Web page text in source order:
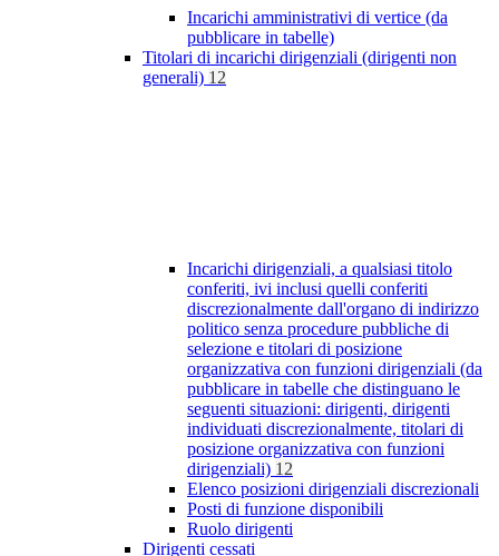
Incarichi amministrativi di vertice (da
pubblicare in tabelle)
Titolari di incarichi dirigenziali (dirigenti non
generali) 12
Incarichi dirigenziali, a qualsiasi titolo
conferiti, ivi inclusi quelli conferiti
discrezionalmente dall'organo di indirizzo
politico senza procedure pubbliche di
selezione e titolari di posizione
organizzativa con funzioni dirigenziali (da
pubblicare in tabelle che distinguano le
seguenti situazioni: dirigenti, dirigenti
individuati discrezionalmente, titolari di
posizione organizzativa con funzioni
dirigenziali) 12
Elenco posizioni dirigenziali discrezionali
Posti di funzione disponibili
Ruolo dirigenti
Dirigenti cessati